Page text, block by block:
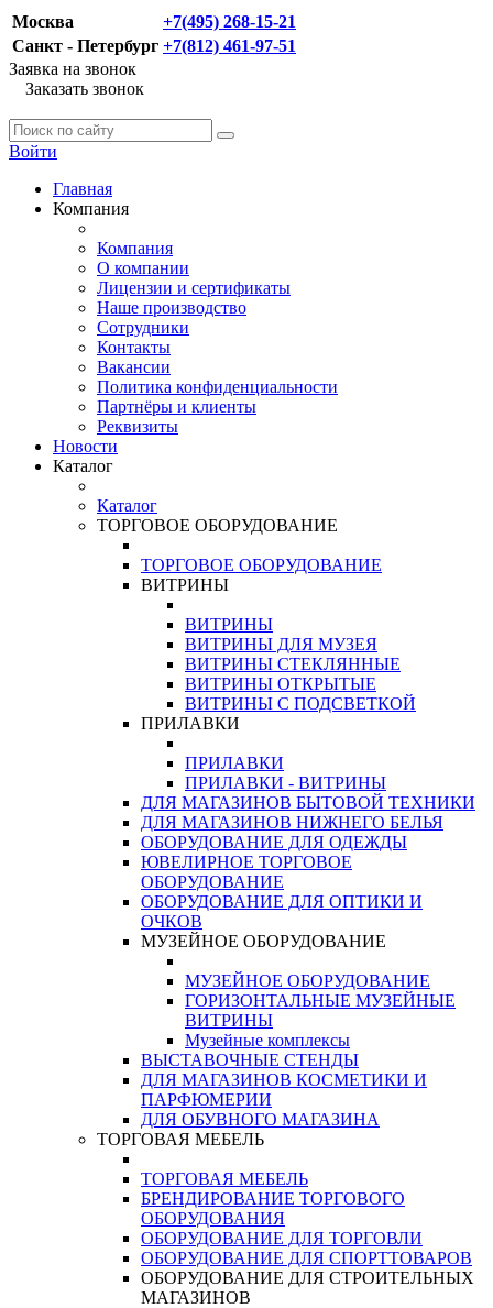
Москва
+7(495) 268-15-21
Санкт - Петербург +7(812) 461-97-51
Заявка на звонок
Заказать звонок
Войти
Главная
Компания
Компания
О компании
Лицензии и сертификаты
Наше производство
Сотрудники
Контакты
Вакансии
Политика конфиденциальности
Партнёры и клиенты
Реквизиты
Новости
Каталог
Каталог
ТОРГОВОЕ ОБОРУДОВАНИЕ
ТОРГОВОЕ ОБОРУДОВАНИЕ
ВИТРИНЫ
ВИТРИНЫ
ВИТРИНЫ ДЛЯ МУЗЕЯ
ВИТРИНЫ СТЕКЛЯННЫЕ
ВИТРИНЫ ОТКРЫТЫЕ
ВИТРИНЫ С ПОДСВЕТКОЙ
ПРИЛАВКИ
ПРИЛАВКИ
ПРИЛАВКИ - ВИТРИНЫ
ДЛЯ МАГАЗИНОВ БЫТОВОЙ ТЕХНИКИ
ДЛЯ МАГАЗИНОВ НИЖНЕГО БЕЛЬЯ
ОБОРУДОВАНИЕ ДЛЯ ОДЕЖДЫ
ЮВЕЛИРНОЕ ТОРГОВОЕ
ОБОРУДОВАНИЕ
ОБОРУДОВАНИЕ ДЛЯ ОПТИКИ И
ОЧКОВ
МУЗЕЙНОЕ ОБОРУДОВАНИЕ
МУЗЕЙНОЕ ОБОРУДОВАНИЕ
ГОРИЗОНТАЛЬНЫЕ МУЗЕЙНЫЕ
ВИТРИНЫ
Музейные комплексы
ВЫСТАВОЧНЫЕ СТЕНДЫ
ДЛЯ МАГАЗИНОВ КОСМЕТИКИ И
ПАРФЮМЕРИИ
ДЛЯ ОБУВНОГО МАГАЗИНА
ТОРГОВАЯ МЕБЕЛЬ
ТОРГОВАЯ МЕБЕЛЬ
БРЕНДИРОВАНИЕ ТОРГОВОГО
ОБОРУДОВАНИЯ
ОБОРУДОВАНИЕ ДЛЯ ТОРГОВЛИ
ОБОРУДОВАНИЕ ДЛЯ СПОРТТОВАРОВ
ОБОРУДОВАНИЕ ДЛЯ СТРОИТЕЛЬНЫХ
МАГАЗИНОВ